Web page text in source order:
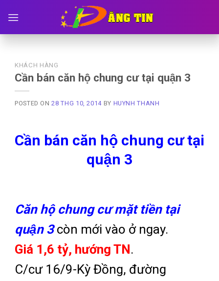
KHÁCH HÀNG
Cần bán căn hộ chung cư tại quận 3
POSTED ON28 THG 10, 2014 BY HUYNH THANH
Cần bán căn hộ chung cư tại
quận 3
Căn hộ chung cư mặt tiền tại
quận 3còn mới vào ở ngay.
Giá 1,6 tỷ, hướng TN.
C/cư 16/9-Kỳ Đồng, đường